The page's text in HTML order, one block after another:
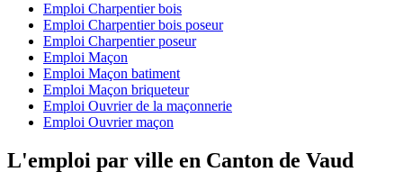
Emploi Charpentier bois
Emploi Charpentier bois poseur
Emploi Charpentier poseur
Emploi Maçon
Emploi Maçon batiment
Emploi Maçon briqueteur
Emploi Ouvrier de la maçonnerie
Emploi Ouvrier maçon
L'emploi par ville en Canton de Vaud